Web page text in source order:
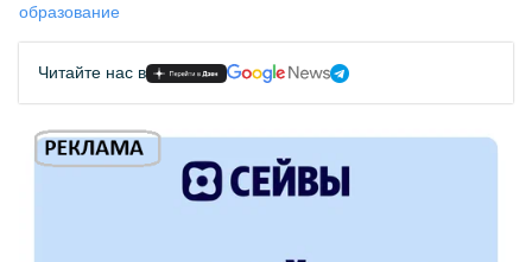
образование
Читайте нас в